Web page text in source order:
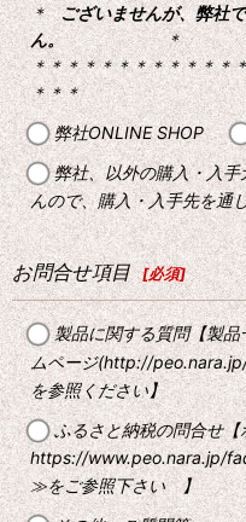
＊ございませんが、弊社
ん。＊
＊＊＊＊＊＊＊＊＊＊＊＊
＊＊＊
弊社ONLINE SHOP
弊社、以外の購入・入
んので、購入・入手先を通
お問合せ項目 [必須]
製品に関する質問【製
ムページ(http://
を参照ください】
ふるさと納税の問合せ【
https://www.peo.nara.jp/
≫をご参照下さい 】